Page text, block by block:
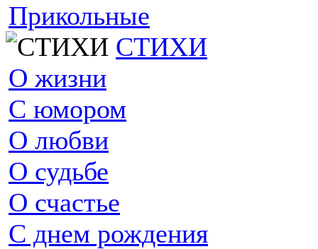
Прикольные
СТИХИ
О жизни
С юмором
О любви
О судьбе
О счастье
С днем рождения